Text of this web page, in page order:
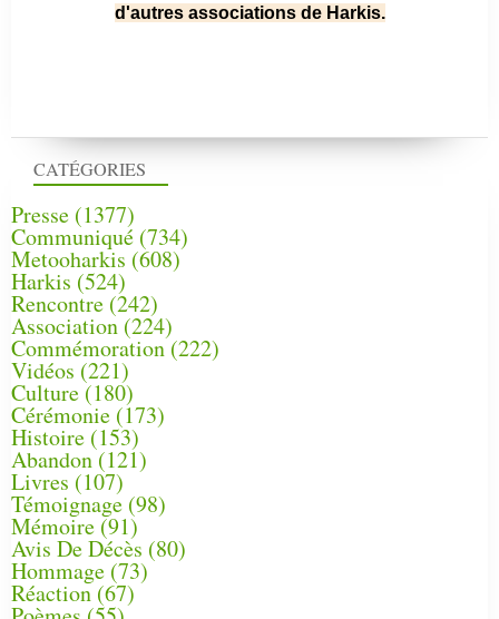
CATÉGORIES
Presse (1377)
Communiqué (734)
Metooharkis (608)
Harkis (524)
Rencontre (242)
Association (224)
Commémoration(222)
Vidéos (221)
Culture(180)
Cérémonie (173)
Histoire (153)
Abandon(121)
Livres (107)
Témoignage (98)
Mémoire (91)
Avis De Décès (80)
Hommage (73)
Réaction(67)
d'autres associations de Harkis.